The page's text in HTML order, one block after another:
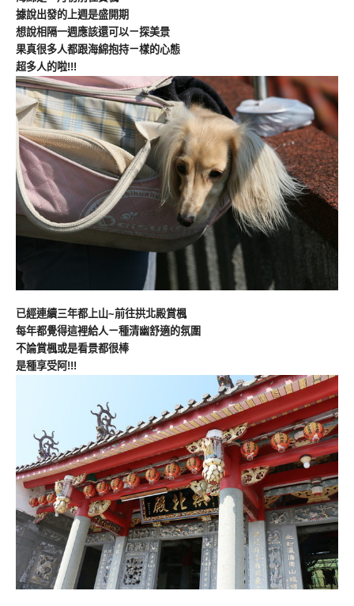
據說出發的上週是盛開期
想說相隔一週應該還可以ㄧ探美景
果真很多人都跟海綿抱持ㄧ樣的心態
超多人的啦!!!
已經連續三年都上山~前往拱北殿賞楓
每年都覺得這裡給人ㄧ種清幽舒適的氛圍
不論賞楓或是看景都很棒
是種享受阿!!!